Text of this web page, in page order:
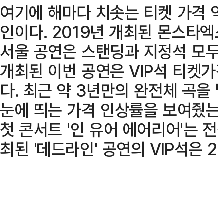
여기에 해마다 치솟는 티켓 가격
인이다. 2019년 개최된 몬스타
서울 공연은 스탠딩과 지정석 모
개최된 이번 공연은 VIP석 티켓
다. 최근 약 3년만의 완전체 곡
눈에 띄는 가격 인상률을 보여줬
첫 콘서트 '인 유어 에어리어'는
최된 '데드라인' 공연의 VIP석은